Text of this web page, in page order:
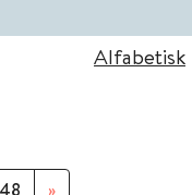
Alfabetisk
48 »